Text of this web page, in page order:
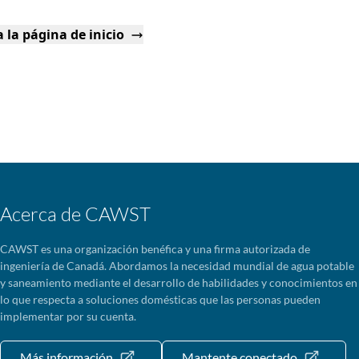
la página de inicio
Acerca de CAWST
CAWST es una organización benéfica y una firma autorizada de
ingeniería de Canadá. Abordamos la necesidad mundial de agua potable
y saneamiento mediante el desarrollo de habilidades y conocimientos en
lo que respecta a soluciones domésticas que las personas pueden
implementar por su cuenta.